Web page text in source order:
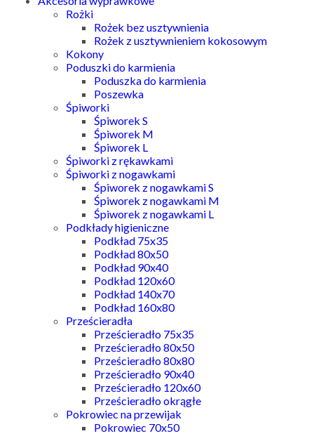
Rożki
Rożek bez usztywnienia
Rożek z usztywnieniem kokosowym
Kokony
Poduszki do karmienia
Poduszka do karmienia
Poszewka
Śpiworki
Śpiworek S
Śpiworek M
Śpiworek L
Śpiworki z rękawkami
Śpiworki z nogawkami
Śpiworek z nogawkami S
Śpiworek z nogawkami M
Śpiworek z nogawkami L
Podkłady higieniczne
Podkład 75x35
Podkład 80x50
Podkład 90x40
Podkład 120x60
Podkład 140x70
Podkład 160x80
Prześcieradła
Prześcieradło 75x35
Prześcieradło 80x50
Prześcieradło 80x80
Prześcieradło 90x40
Prześcieradło 120x60
Prześcieradło okrągłe
Pokrowiec na przewijak
Pokrowiec 70x50